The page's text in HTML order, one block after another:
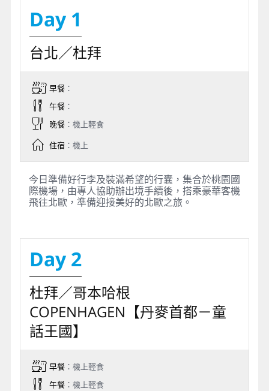
Day 1
台北／杜拜
早餐：
午餐：
晚餐：機上輕食
住宿：機上
今日準備好行李及裝滿希望的行囊，集合於桃園國
際機場，由專人協助辦出境手續後，搭乘豪華客機
飛往北歐，準備迎接美好的北歐之旅。
Day 2
杜拜／哥本哈根
COPENHAGEN【丹麥首都－童
話王國】
早餐：機上輕食
午餐：機上輕食